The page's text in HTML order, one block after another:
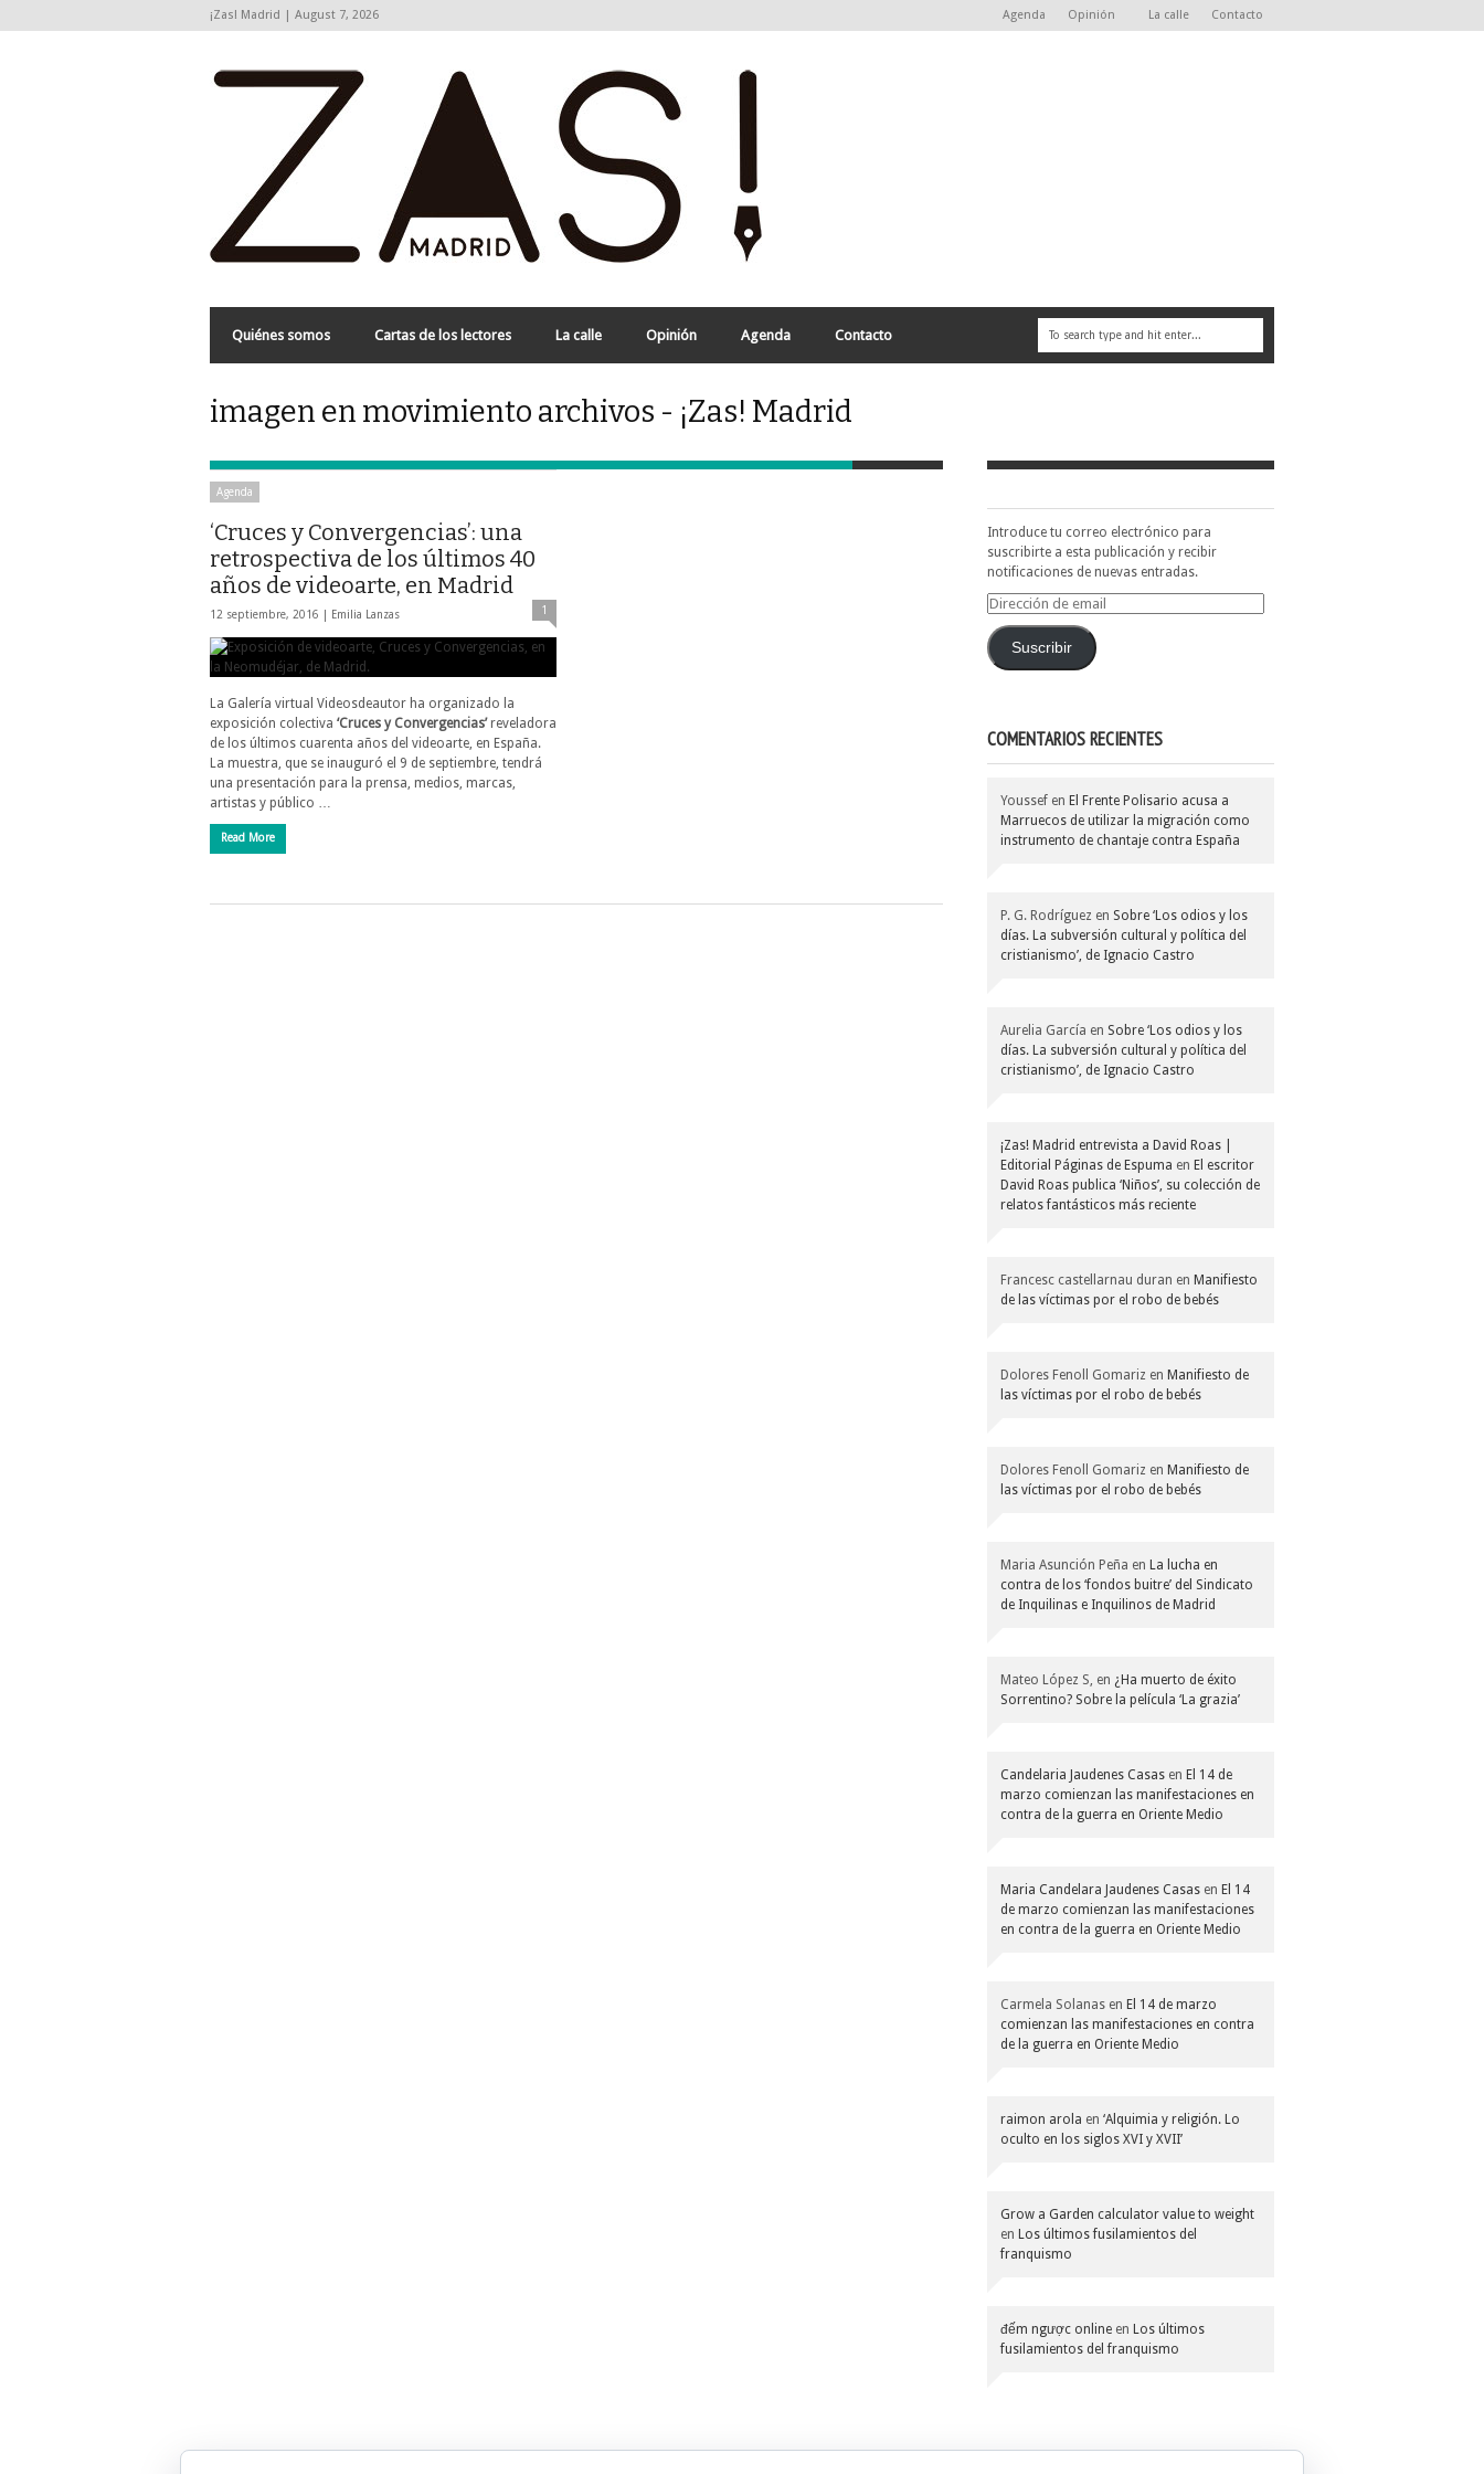
¡Zas! Madrid | August 7, 2026 Agenda Opinión La calle Contacto
Quiénes somos Cartas de los lectores La calle Opinión Agenda Contacto
imagen en movimiento archivos - ¡Zas! Madrid
Agenda
‘Cruces y Convergencias’: una
retrospectiva de los últimos 40
años de videoarte, en Madrid
12 septiembre, 2016 | Emilia Lanzas 1
La Galería virtual Videosdeautor ha organizado la
exposición colectiva ‘Cruces y Convergencias’reveladora
de los últimos cuarenta años del videoarte, en España.
La muestra, que se inauguró el 9 de septiembre, tendrá
una presentación para la prensa, medios, marcas,
artistas y público …
Read More
Introduce tu correo electrónico para
suscribirte a esta publicación y recibir
notificaciones de nuevas entradas.
Dirección
emailSuscribir
COMENTARIOS RECIENTES
Youssef en El Frente Polisario acusa a
Marruecos de utilizar la migración como
instrumento de chantaje contra España
P. G. Rodríguez en Sobre ‘Los odios y los
días. La subversión cultural y política del
cristianismo’, de Ignacio Castro
Aurelia García en Sobre ‘Los odios y los
días. La subversión cultural y política del
cristianismo’, de Ignacio Castro
¡Zas! Madrid entrevista a David Roas |
Editorial Páginas de Espuma en El escritor
David Roas publica ‘Niños’, su colección de
relatos fantásticos más reciente
Francesc castellarnau duran en Manifiesto
de las víctimas por el robo de bebés
Dolores Fenoll Gomariz en Manifiesto de
las víctimas por el robo de bebés
Dolores Fenoll Gomariz en Manifiesto de
las víctimas por el robo de bebés
Maria Asunción Peña en La lucha en
contra de los ‘fondos buitre’ del Sindicato
de Inquilinas e Inquilinos de Madrid
Mateo López S, en ¿Ha muerto de éxito
Sorrentino? Sobre la película ‘La grazia’
Candelaria Jaudenes Casas en El 14 de
marzo comienzan las manifestaciones en
contra de la guerra en Oriente Medio
Maria Candelara Jaudenes Casas en El 14
de marzo comienzan las manifestaciones
en contra de la guerra en Oriente Medio
Carmela Solanas en El 14 de marzo
comienzan las manifestaciones en contra
de la guerra en Oriente Medio
raimon arola en ‘Alquimia y religión. Lo
oculto en los siglos XVI y XVII’
Grow a Garden calculator value to weight
en Los últimos fusilamientos del
franquismo
đếm ngược online en Los últimos
fusilamientos del franquismo